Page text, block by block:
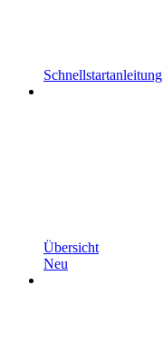
Schnellstartanleitung
Übersicht
Neu